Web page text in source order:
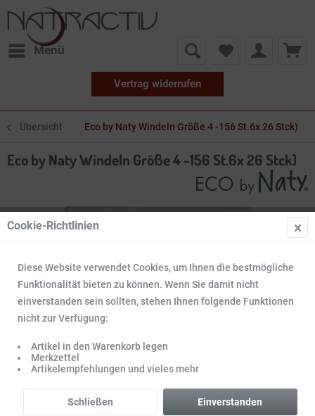
Menü
Vertrag widerrufen
Übersicht Eco by Naty Windeln Größe 4 -156 St.6x 26 Stck)
Eco by Naty Windeln Größe 4 -156 St.6x 26 Stck)
Cookie-Richtlinien
Diese Website verwendet Cookies, um Ihnen die bestmögliche
Funktionalität bieten zu können. Wenn Sie damit nicht
einverstanden sein sollten, stehen Ihnen folgende Funktionen
nicht zur Verfügung:
Artikel in den Warenkorb legen
Merkzettel
Artikelempfehlungen und vieles mehr
Einverstanden
Schließen